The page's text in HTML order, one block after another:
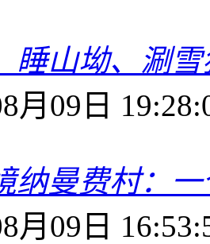
睡山坳、涮
月09日
纳曼费村：
月09日